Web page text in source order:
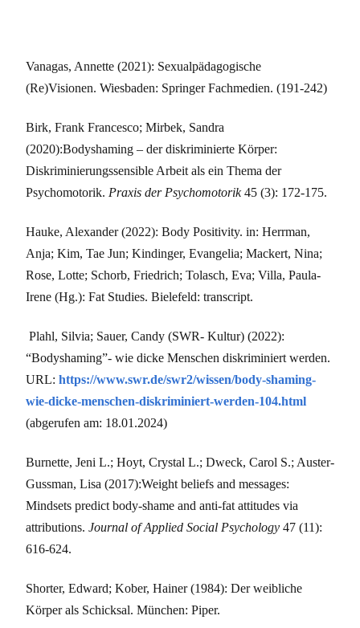
Vanagas, Annette (2021): Sexualpädagogische
(Re)Visionen. Wiesbaden: Springer Fachmedien. (191-242)
Birk, Frank Francesco; Mirbek, Sandra
(2020):Bodyshaming – der diskriminierte Körper:
Diskriminierungssensible Arbeit als ein Thema der
Psychomotorik. Praxis der Psychomotorik45 (3): 172-175.
Hauke, Alexander (2022): Body Positivity. in: Herrman,
Anja; Kim, Tae Jun; Kindinger, Evangelia; Mackert, Nina;
Rose, Lotte; Schorb, Friedrich; Tolasch, Eva; Villa, Paula-
Irene (Hg.): Fat Studies. Bielefeld: transcript.
Plahl, Silvia; Sauer, Candy (SWR- Kultur) (2022):
“Bodyshaming”- wie dicke Menschen diskriminiert werden.
URL: https://www.swr.de/swr2/wissen/body-shaming-
wie-dicke-menschen-diskriminiert-werden-104.html
(abgerufen am: 18.01.2024)
Burnette, Jeni L.; Hoyt, Crystal L.; Dweck, Carol S.; Auster-
Gussman, Lisa (2017):Weight beliefs and messages:
Mindsets predict body‐shame and anti‐fat attitudes via
attributions. Journal of Applied Social Psychology 47 (11):
616-624.
Shorter, Edward; Kober, Hainer (1984): Der weibliche
Körper als Schicksal. München: Piper.